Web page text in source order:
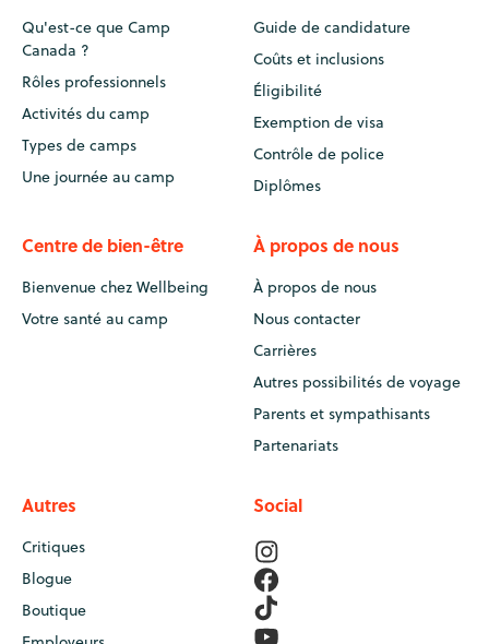
Qu'est-ce que Camp
Canada ?
Rôles professionnels
Activités du camp
Types de camps
Une journée au camp
Guide de candidature
Coûts et inclusions
Éligibilité
Exemption de visa
Contrôle de police
Diplômes
Centre de bien-être
Bienvenue chez Wellbeing
Votre santé au camp
À propos de nous
À propos de nous
Nous contacter
Carrières
Autres possibilités de voyage
Parents et sympathisants
Partenariats
Autres
Critiques
Blogue
Boutique
Social